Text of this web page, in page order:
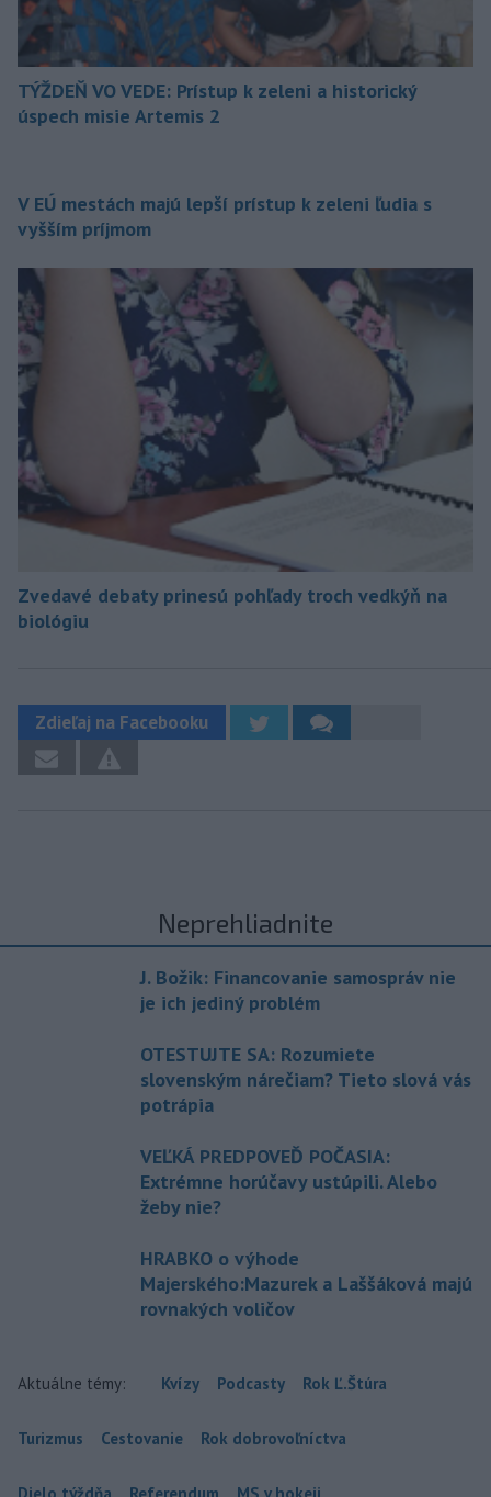
TÝŽDEŇ VO VEDE: Prístup k zeleni a historický
úspech misie Artemis 2
V EÚ mestách majú lepší prístup k zeleni ľudia s
vyšším príjmom
Zvedavé debaty prinesú pohľady troch vedkýň na
biológiu
Zdieľaj na Facebooku
Neprehliadnite
J. Božik: Financovanie samospráv nie
je ich jediný problém
OTESTUJTE SA: Rozumiete
slovenským nárečiam? Tieto slová vás
potrápia
VEĽKÁ PREDPOVEĎ POČASIA:
Extrémne horúčavy ustúpili. Alebo
žeby nie?
HRABKO o výhode
Majerského:Mazurek a Laššáková majú
rovnakých voličov
Aktuálne témy: Kvízy Podcasty Rok Ľ.Štúra
Turizmus Cestovanie Rok dobrovoľníctva